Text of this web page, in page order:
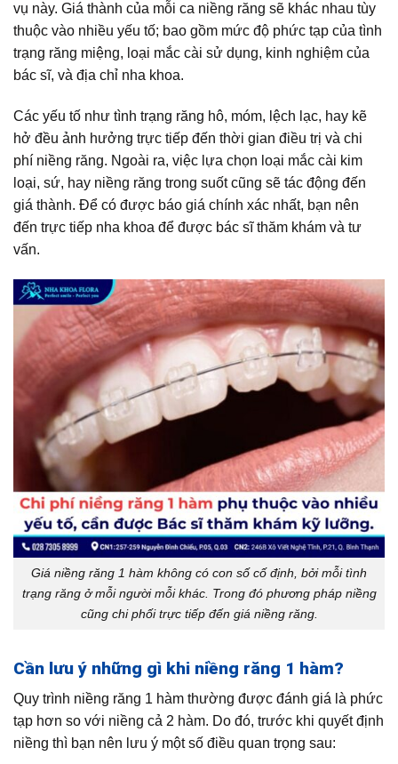
vụ này. Giá thành của mỗi ca niềng răng sẽ khác nhau tùy
thuộc vào nhiều yếu tố; bao gồm mức độ phức tạp của tình
trạng răng miệng, loại mắc cài sử dụng, kinh nghiệm của
bác sĩ, và địa chỉ nha khoa.
Các yếu tố như tình trạng răng hô, móm, lệch lạc, hay kẽ
hở đều ảnh hưởng trực tiếp đến thời gian điều trị và chi
phí niềng răng. Ngoài ra, việc lựa chọn loại mắc cài kim
loại, sứ, hay niềng răng trong suốt cũng sẽ tác động đến
giá thành. Để có được báo giá chính xác nhất, bạn nên
đến trực tiếp nha khoa để được bác sĩ thăm khám và tư
vấn.
Giá niềng răng 1 hàm không có con số cố định, bởi mỗi tình
trạng răng ở mỗi người mỗi khác. Trong đó phương pháp niềng
cũng chi phối trực tiếp đến giá niềng răng.
Cần lưu ý những gì khi niềng răng 1 hàm?
Quy trình niềng răng 1 hàm thường được đánh giá là phức
tạp hơn so với niềng cả 2 hàm. Do đó, trước khi quyết định
niềng thì bạn nên lưu ý một số điều quan trọng sau: